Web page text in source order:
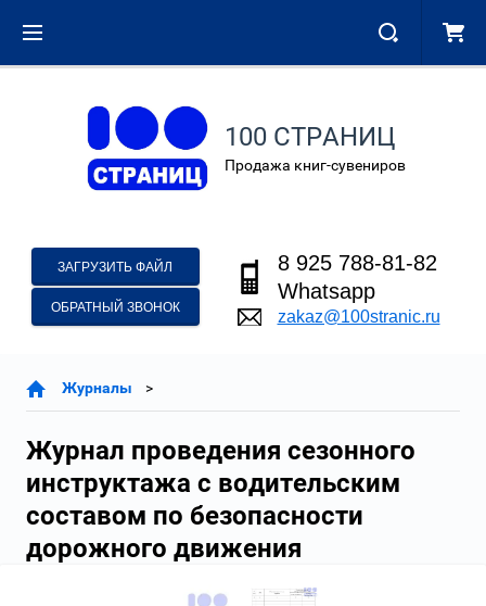
100 СТРАНИЦ
Продажа книг-сувениров
ЗАГРУЗИТЬ ФАЙЛ
ОБРАТНЫЙ ЗВОНОК
8 925 788-81-82
Whatsapp
zakaz@100stranic.ru
Журналы
Журнал проведения сезонного
инструктажа с водительским
составом по безопасности
дорожного движения